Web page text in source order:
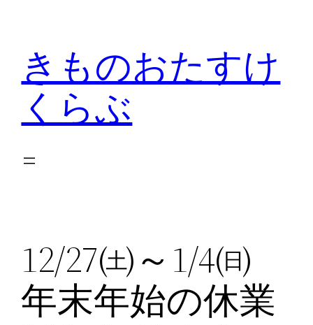
きものおたすけ
くらぶ
12/27㈯～1/4㈰
年末年始の休業